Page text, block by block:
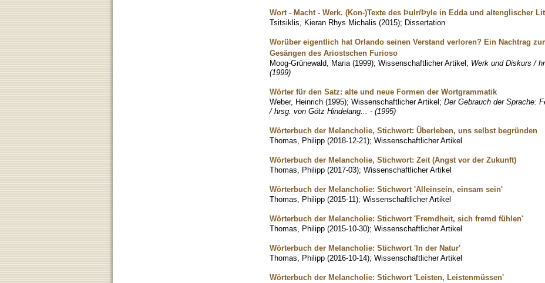
Wort - Macht - Werk. (Kon-)Texte des Þulr/Þyle in Edda und altenglischer
Tsitsiklis, Kieran Rhys Michalis (2015); Dissertation
Worüber eigentlich hat Orlando seinen Verstand verloren? Ein Nachtrag
Gesängen des Ariostschen Furioso
Moog-Grünewald, Maria (1999); Wissenschaftlicher Artikel; Werk und Diskurs /
(1999)
Wörter für den Satz: alte und neue Formen der Wortgrammatik
Weber, Heinrich (1995); Wissenschaftlicher Artikel; Der Gebrauch der Sprache:
/ hrsg. von Götz Hindelang... - (1995)
Wörterbuch der Melancholie, Stichwort: Überleben, uns selbst begründen
Thomas, Philipp (2018-12-21); Wissenschaftlicher Artikel
Wörterbuch der Melancholie, Stichwort: Zeit (Angst vor der Zukunft)
Thomas, Philipp (2017-03); Wissenschaftlicher Artikel
Wörterbuch der Melancholie: Stichwort 'Alleinsein, einsam sein'
Thomas, Philipp (2015-11); Wissenschaftlicher Artikel
Wörterbuch der Melancholie: Stichwort 'Fremdheit, sich fremd fühlen'
Thomas, Philipp (2015-10-30); Wissenschaftlicher Artikel
Wörterbuch der Melancholie: Stichwort 'In der Natur'
Thomas, Philipp (2016-10-14); Wissenschaftlicher Artikel
Wörterbuch der Melancholie: Stichwort 'Leisten, Leistenmüssen'